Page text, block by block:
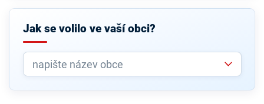
Jak se volilo ve vaší obci?